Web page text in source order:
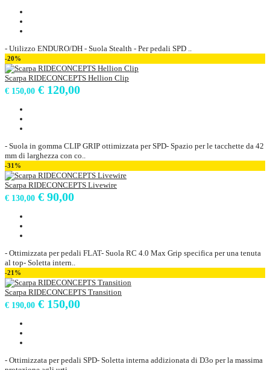
- Utilizzo ENDURO/DH - Suola Stealth - Per pedali SPD ..
-20%
Scarpa RIDECONCEPTS Hellion Clip
€ 150,00 € 120,00
- Suola in gomma CLIP GRIP ottimizzata per SPD- Spazio per le tacchette da 42
mm di larghezza con co..
-31%
Scarpa RIDECONCEPTS Livewire
€ 130,00 € 90,00
- Ottimizzata per pedali FLAT- Suola RC 4.0 Max Grip specifica per una tenuta
al top- Soletta intern..
-21%
Scarpa RIDECONCEPTS Transition
€ 190,00 € 150,00
- Ottimizzata per pedali SPD- Soletta interna addizionata di D3o per la massima